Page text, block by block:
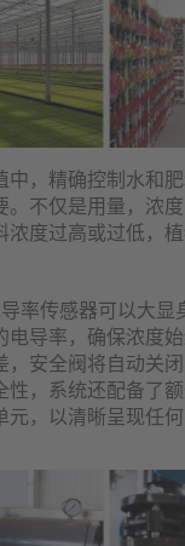
中，精确控制水和
。不仅是用量，浓
浓度过高或过低，
率传感器可以大显
电导率，确保浓度
，安全阀将自动关
性，系统还配备了
，以清晰呈现任何